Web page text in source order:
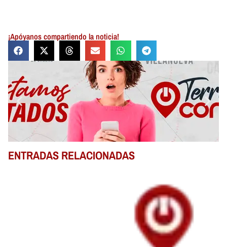
¡Apóyanos compartiendo la noticia!
ENTRADAS RELACIONADAS